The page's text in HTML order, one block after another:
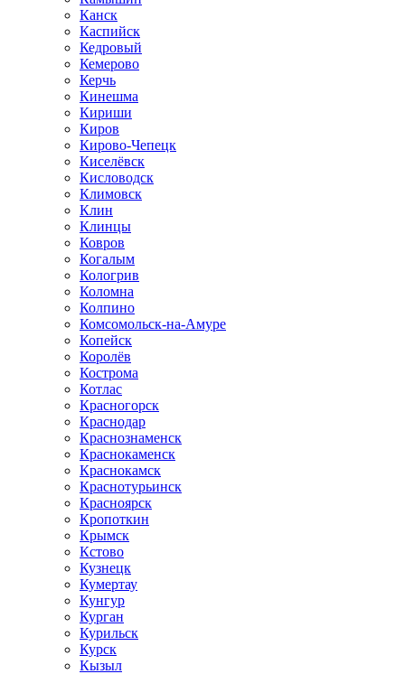
Канск
Каспийск
Кедровый
Кемерово
Керчь
Кинешма
Кириши
Киров
Кирово-Чепецк
Киселёвск
Кисловодск
Климовск
Клин
Клинцы
Ковров
Когалым
Кологрив
Коломна
Колпино
Комсомольск-на-Амуре
Копейск
Королёв
Кострома
Котлас
Красногорск
Краснодар
Краснознаменск
Краснокаменск
Краснокамск
Краснотурьинск
Красноярск
Кропоткин
Крымск
Кстово
Кузнецк
Кумертау
Кунгур
Курган
Курильск
Курск
Кызыл